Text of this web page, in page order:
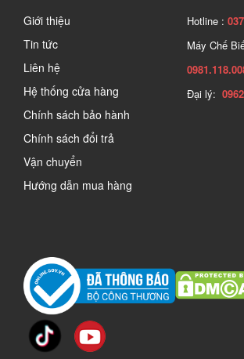
Giới thiệu
Tin tức
Liên hệ
Hệ thống cửa hàng
Chính sách bảo hành
Chính sách đổi trả
Vận chuyển
Hướng dẫn mua hàng
Hotline :
Máy Chế
Đại lý: